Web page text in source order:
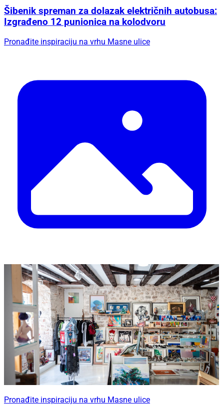
Šibenik spreman za dolazak električnih autobusa:
Izgrađeno 12 punionica na kolodvoru
Pronađite inspiraciju na vrhu Masne ulice
Pronađite inspiraciju na vrhu Masne ulice